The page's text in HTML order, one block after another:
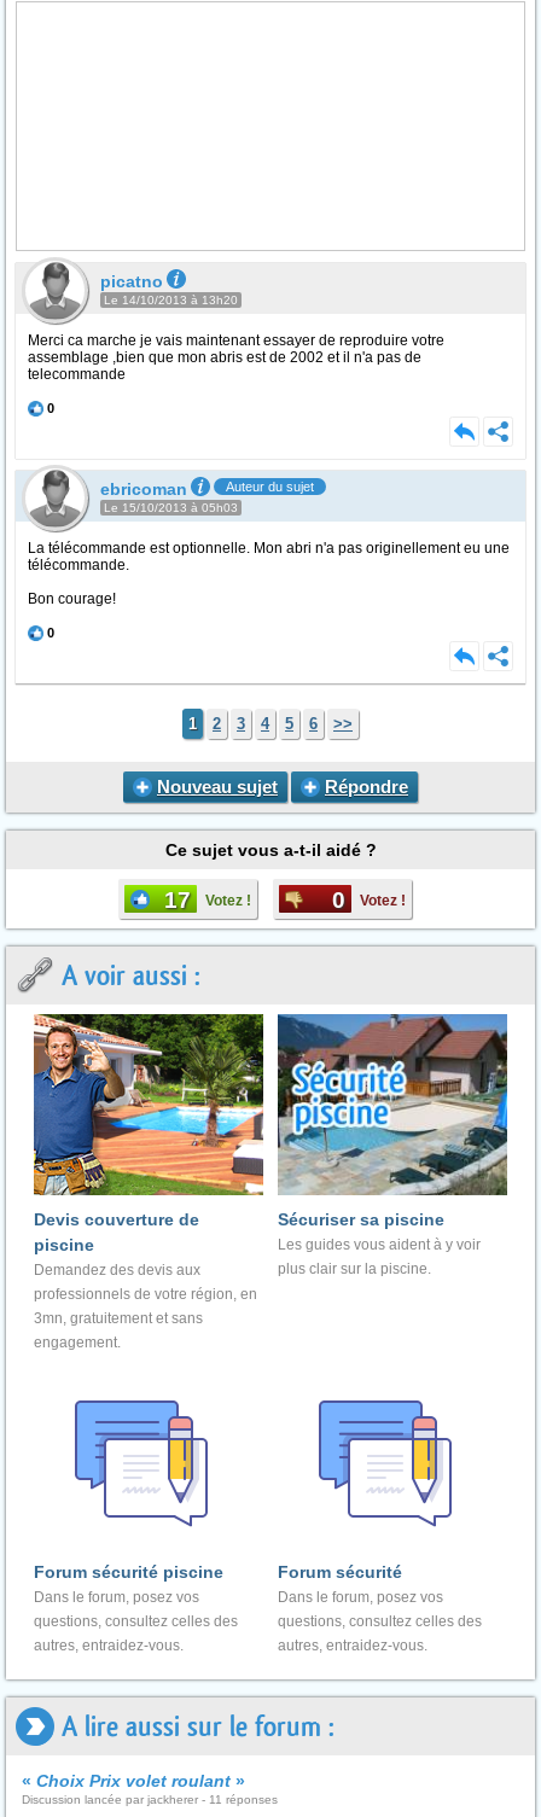
picatno
Le 14/10/2013 à 13h20
Merci ca marche je vais maintenant essayer de reproduire votre
assemblage ,bien que mon abris est de 2002 et il n'a pas de
telecommande
0
ebricoman Auteur du sujet
Le 15/10/2013 à 05h03
La télécommande est optionnelle. Mon abri n'a pas originellement eu une
télécommande.
Bon courage!
0
1 2 3 4 5 6 >>
Nouveau sujet Répondre
Ce sujet vous a-t-il aidé ?
17 Votez ! 0 Votez !
A voir aussi :
Devis couverture de
piscine
Demandez des devis aux
professionnels de votre région, en
3mn, gratuitement et sans
engagement.
Sécuriser sa piscine
Les guides vous aident à y voir
plus clair sur la piscine.
Forum sécurité piscine
Dans le forum, posez vos
questions, consultez celles des
autres, entraidez-vous.
Forum sécurité
Dans le forum, posez vos
questions, consultez celles des
autres, entraidez-vous.
A lire aussi sur le forum :
« Choix Prix volet roulant »
Discussion lancée par jackherer - 11 réponses